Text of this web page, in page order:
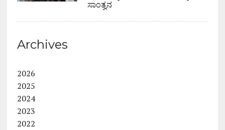
ಸಾಂತ್ವನ
Archives
2026
2025
2024
2023
2022